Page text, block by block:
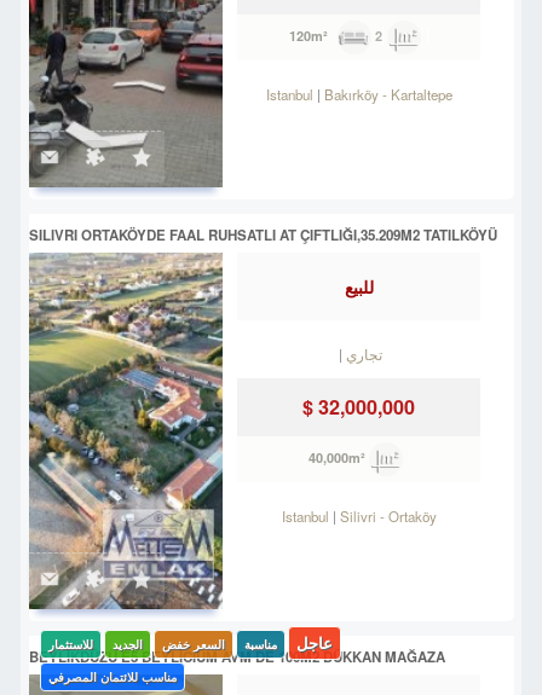
2
Istanbul Bakırköy- Kartaltepe
SILIVRI ORTAKÖYDE FAAL RUHSATLI AT ÇIFTLIĞI,35.209M2 TATILKÖYÜ
للبيع
تجاري
32,000,000 $
Istanbul Silivri -Ortaköy
BEYLİKDÜZÜ E5 BEYLİCİUM AVM DE 100M2 DÜKKAN MAĞAZA
عاجل مناسبة السعر خفض الجديد
للاستثمار
مناسب للائتمان المصرفي